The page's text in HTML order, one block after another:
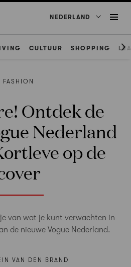
NEDERLAND
CULTUUR SHOPPING
FASHION
Ontdek de
Nederland
op de
van wat je kunt verwachten in
de nieuwe Vogue Nederland.
VAN DEN BRAND